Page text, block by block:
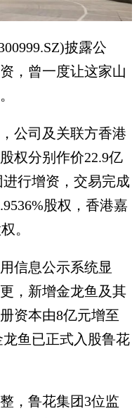
披露公
，曾一度让这家山
司及关联方香港
权分别作价22.9亿
行增资，交易完成
股权，香港嘉
。
信息公示系统显
，新增金龙鱼及其
资本由8亿元增至
鱼已正式入股鲁花
鲁花集团3位监